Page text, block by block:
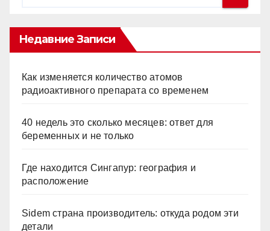
Недавние Записи
Как изменяется количество атомов
радиоактивного препарата со временем
40 недель это сколько месяцев: ответ для
беременных и не только
Где находится Сингапур: география и
расположение
Sidem страна производитель: откуда родом эти
детали